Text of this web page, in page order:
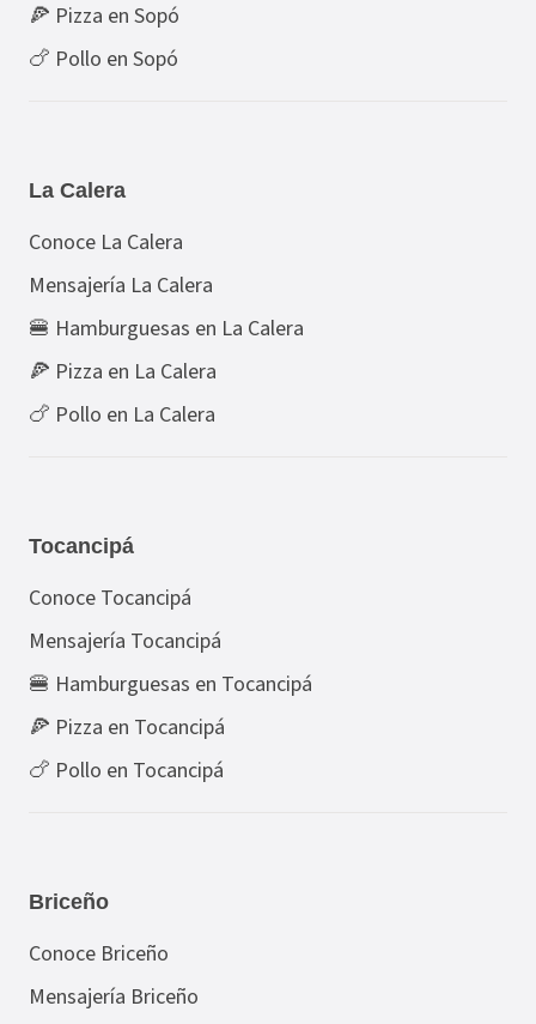
🍕 Pizza en Sopó
🍗 Pollo en Sopó
La Calera
Conoce La Calera
Mensajería La Calera
🍔 Hamburguesas en La Calera
🍕 Pizza en La Calera
🍗 Pollo en La Calera
Tocancipá
Conoce Tocancipá
Mensajería Tocancipá
🍔 Hamburguesas en Tocancipá
🍕 Pizza en Tocancipá
🍗 Pollo en Tocancipá
Briceño
Conoce Briceño
Mensajería Briceño